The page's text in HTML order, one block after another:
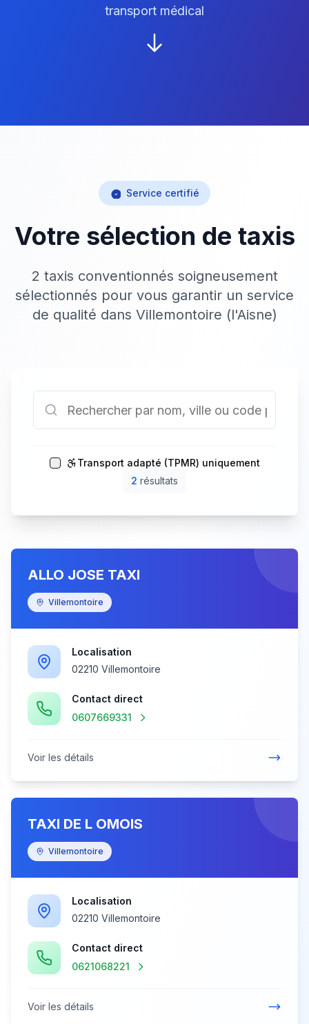
transport médical
Service certifié
Votre sélection de taxis
2 taxis conventionnés soigneusement
sélectionnés pour vous garantir un service
de qualité dans Villemontoire (l'Aisne)
Transport adapté (TPMR) uniquement
2 résultats
ALLO JOSE TAXI
Villemontoire
Localisation
02210 Villemontoire
Contact direct
0607669331
Voir les détails
TAXI DE L OMOIS
Villemontoire
Localisation
02210 Villemontoire
Contact direct
0621068221
Voir les détails